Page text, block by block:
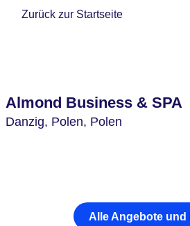
Zurück zur Startseite
Almond Business & SPA
Danzig, Polen, Polen
Alle Angebote und